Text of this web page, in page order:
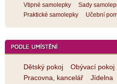
Vtipné samolepky
Sady
Praktické samolepky
Učební
Dětský pokoj Obývací pokoj
Pracovna, kancelář
Jídelna